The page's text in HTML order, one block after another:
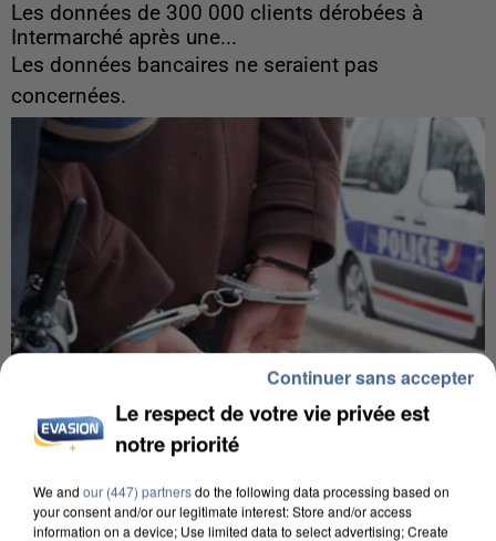
Les données de 300 000 clients dérobées à
Intermarché après une...
Les données bancaires ne seraient pas
concernées.
7 août 2026
Un second cadre de la DZ Mafia interpellé en
Le respect de votre vie privée est
notre priorité
We and our (447) partnersdo the following data processing based on
your consent and/or our legitimate interest: Store and/or access
information on a device; Use limited data to select advertising; Create
Continuer sans accepter